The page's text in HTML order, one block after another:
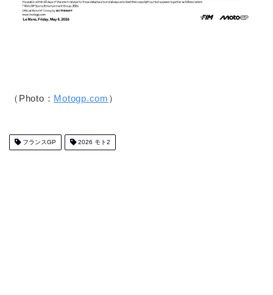
（Photo： Motogp.com ）
フランスGP 2026 モト2